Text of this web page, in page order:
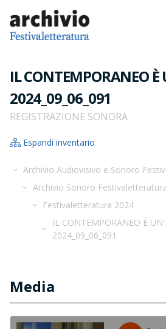
IL CONTEMPORANEO
2024_09_06_091
REGISTRAZIONE SONORA
Espandi inventario
Archivio Audiovisivo e Sonoro
Archivio Sonoro Festivaletteratura
Festivaletteratura 2024
IL CONTEMPORANEO È
2024_09_06_091
Media